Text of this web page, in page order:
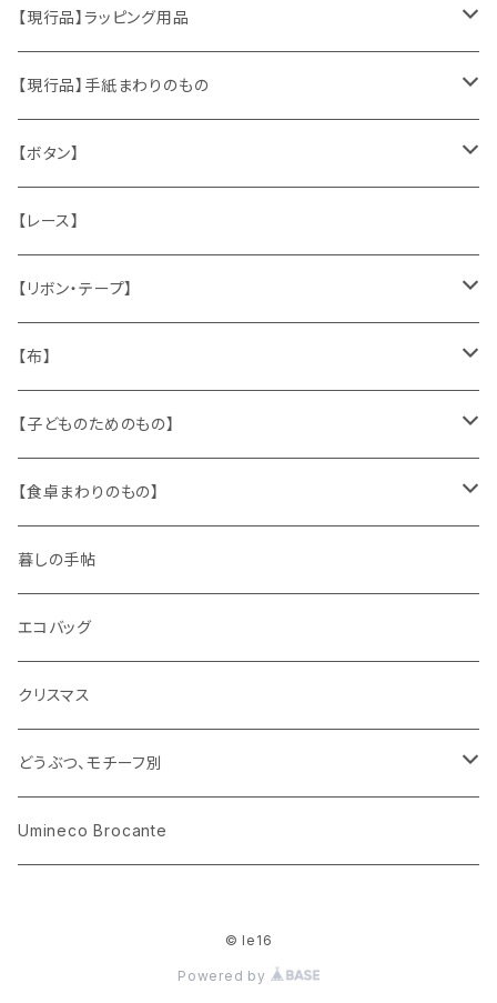
おもちゃ、ぬいぐるみ
くま、テディベア
うさぎ
キャラクター
ピノキオ
ヴィンテージファブリック
ハンドメイド製品
お部屋に飾るもの
メタル製品
缶、箱
陶磁器
文房具
木製品
ミニチュア、ドールハウス
切手、FDC
ポストカード、カレンダー
マッチラベル、食品ラベル
蔵書票、荷札、ビュバー、伝票
シール、ステッカー、クロモス
袋、箱、ナプキン、コースター
パズル、ゲーム
古本、古雑誌、古えほん
古レコード
古せっけん
ラッピングペーパー、壁紙
【現行品】ラッピング用品
伝票、タグ、シール
袋、ラッピングペーパー
ひも、テープ
【現行品】手紙まわりのもの
封筒、ポストカード
切手
スタンプ
文房具
【ボタン】
木
貝
メタル
ガラス
プラスチック
紙
【レース】
【リボン・テープ】
チロルテープ・イニシャルテープ
トリム
ワッペン
【布】
キッチンクロス、ナプキン
ニット
布地
【子どものためのもの】
身に着けるもの
【食卓まわりのもの】
ガラス
花びん
小物入れ
陶磁器
カップアンドソーサー
プレート
木製品
ホーロー
メタル
暮しの手帖
エコバッグ
クリスマス
どうぶつ、モチーフ別
くま、ベア
Umineco Brocante
© le16
Powered by